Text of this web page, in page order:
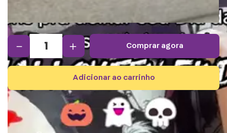
＋
－ comprar agora
adicionar ao carrinho